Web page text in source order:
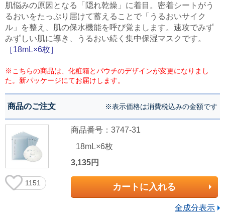
肌悩みの原因となる「隠れ乾燥」に着目。密着シートがう
るおいをたっぷり届けて蓄えることで「うるおいサイク
ル」を整え、肌の保水機能を呼び覚まします。速攻でみず
みずしい肌に導き、うるおい続く集中保湿マスクです。
［18mL×6枚］
※こちらの商品は、化粧箱とパウチのデザインが変更になりまし
た。新パッケージにてお届けします。
商品のご注文 ※表示価格は消費税込みの金額です
1151
商品番号：3747-31
18mL×6枚
3,135円
カートに入れる
全成分表示